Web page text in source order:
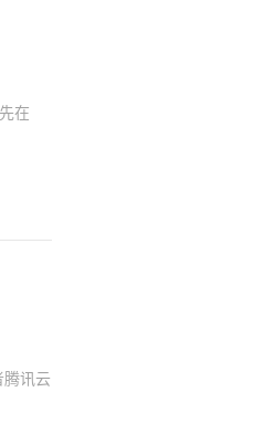
在
讯云